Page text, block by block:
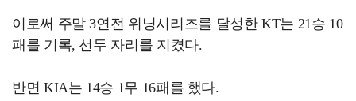
이로써 주말 3연전 위닝시리즈를 달성한 KT는 21승 10
패를 기록, 선두 자리를 지켰다.
반면 KIA는 14승 1무 16패를 했다.